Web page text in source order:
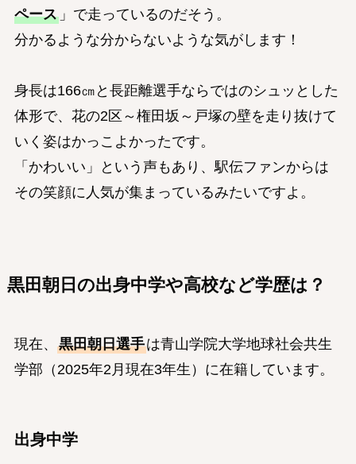
ペース」で走っているのだそう。
分かるような分からないような気がします！
身長は166㎝と長距離選手ならではのシュッとした
体形で、花の2区～権田坂～戸塚の壁を走り抜けて
いく姿はかっこよかったです。
「かわいい」という声もあり、駅伝ファンからは
その笑顔に人気が集まっているみたいですよ。
黒田朝日の出身中学や高校など学歴は？
現在、 黒田朝日選手は青山学院大学地球社会共生
学部（2025年2月現在3年生）に在籍しています。
出身中学